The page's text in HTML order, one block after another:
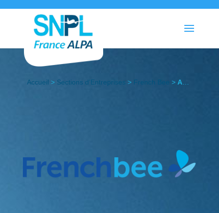
Accueil > Sections d’Entreprises > French Bee > Actualités